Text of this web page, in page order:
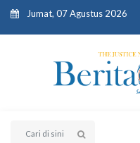
Jumat, 07 Agustus 2026